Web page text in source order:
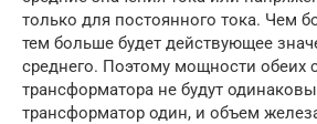
только для постоянного тока. Чем
тем больше будет действующее
среднего. Поэтому мощности обеих
трансформатора не будут
трансформатор один, и объем